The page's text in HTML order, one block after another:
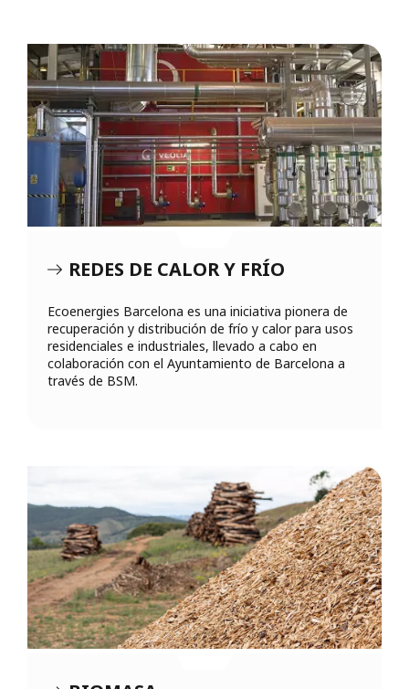
REDES DE CALOR Y FRÍO
Ecoenergies Barcelona es una iniciativa pionera de
recuperación y distribución de frío y calor para usos
residenciales e industriales, llevado a cabo en
colaboración con el Ayuntamiento de Barcelona a
través de BSM.